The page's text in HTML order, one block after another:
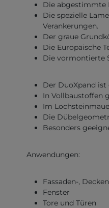
Die abgestimmte
Die spezielle
Verankerungen.
Der graue
Die Europäische
Die vormontierte
Der DuoXpand
In Vollbaustoffen
Im
Die
Besonders
Anwendungen:
Fassaden-,
Fenster
Tore und Türen